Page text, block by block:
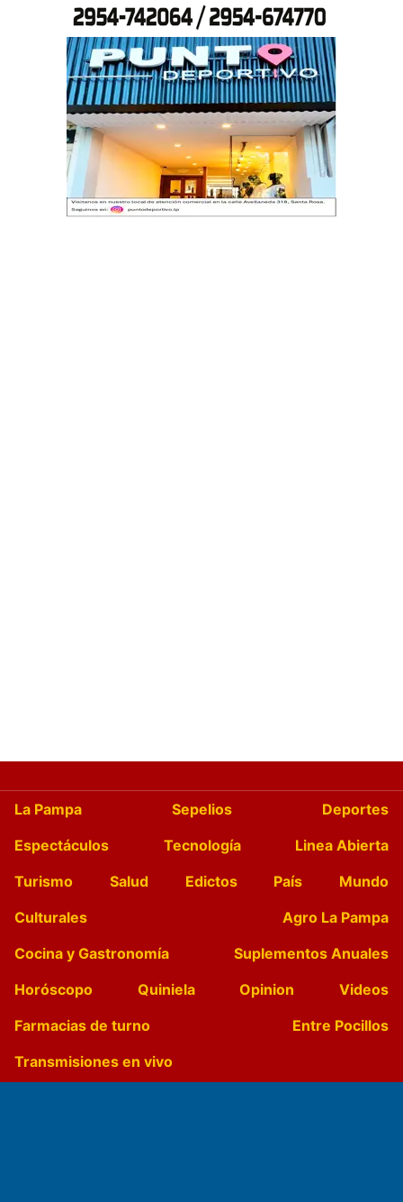
La Pampa Sepelios
Deportes
Espectáculos
Tecnología
Linea Abierta
Turismo
Salud Edictos País
Mundo
Culturales
Agro La Pampa
Cocina y Gastronomía
Suplementos Anuales
Horóscopo
Quiniela Opinion
Videos
Farmacias de turno
Entre Pocillos
Transmisiones en vivo